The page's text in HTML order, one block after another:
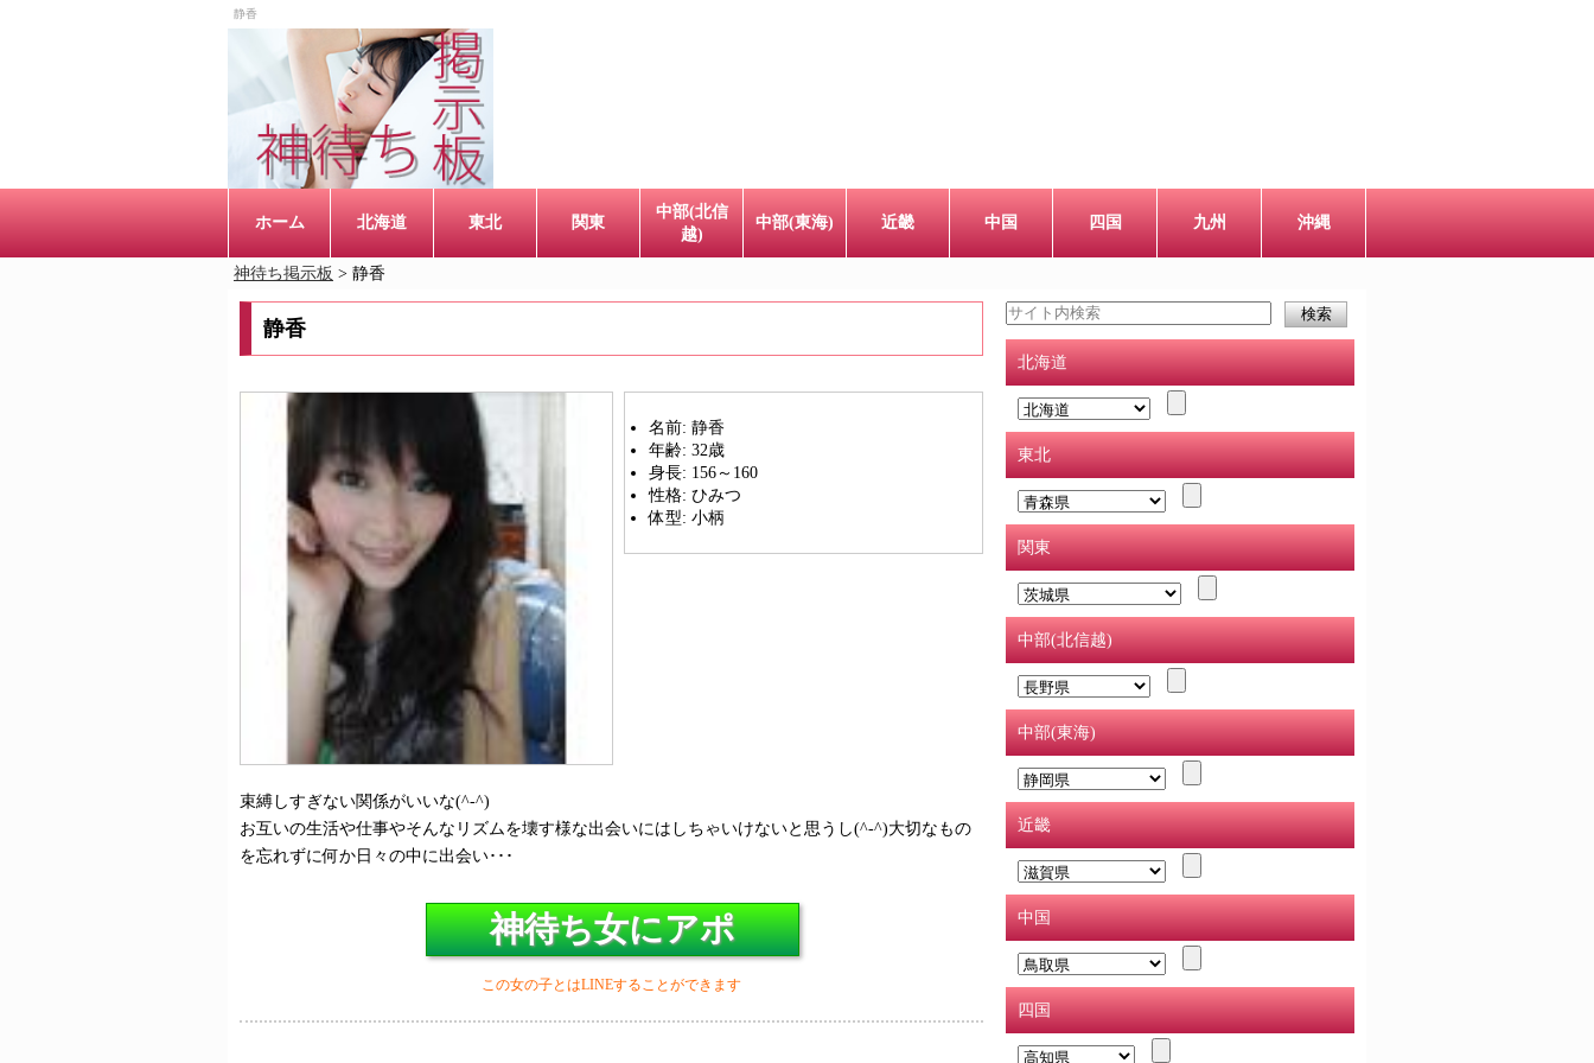
静香
ホーム 北海道 東北 関東
中部(北信
越)
中部(東海) 近畿 中国 四国 九州 沖縄
神待ち掲示板 > 静香
静香
名前: 静香
年齢: 32歳
身長: 156～160
性格: ひみつ
体型: 小柄
束縛しすぎない関係がいいな(^-^)
お互いの生活や仕事やそんなリズムを壊す様な出会いにはしちゃいけないと思うし(^-^)大切なもの
を忘れずに何か日々の中に出会い･･･
神待ち女にアポ
この女の子とはLINEすることができます
北海道
東北
関東
中部(北信越)
中部(東海)
近畿
中国
四国